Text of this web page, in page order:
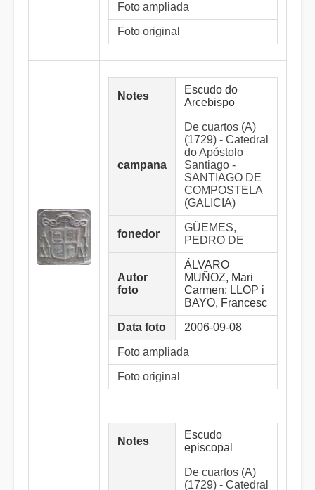
Foto ampliada
Foto original
Notes
Escudo do
Arcebispo
campana
De cuartos (A)
(1729) - Catedral
do Apóstolo
Santiago -
SANTIAGO DE
COMPOSTELA
(GALICIA)
fonedor
GÜEMES,
PEDRO DE
Autor
foto
ÁLVARO
MUÑOZ, Mari
Carmen; LLOP i
BAYO, Francesc
Data foto 2006-09-08
Foto ampliada
Foto original
Notes
Escudo
episcopal
De cuartos (A)
(1729) - Catedral